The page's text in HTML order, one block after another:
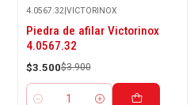
-10%
OFF
4.0567.32|VICTORINOX
Piedra de afilar Victorinox
4.0567.32
$3.500$3.900